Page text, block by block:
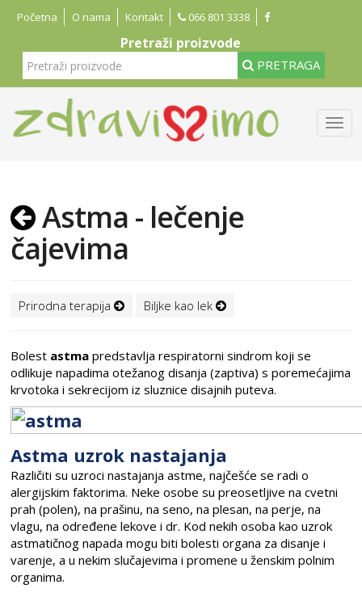
Početna O nama Kontakt 066 801 3338
Pretraži proizvode
PRETRAGA
Astma - lečenje
čajevima
Prirodna terapija Biljke kao lek
Bolest astma predstavlja respiratorni sindrom koji se
odlikuje napadima otežanog disanja (zaptiva) s poremećajima
krvotoka i sekrecijom iz sluznice disajnih puteva.
Astma uzrok nastajanja
Različiti su uzroci nastajanja astme, najčešće se radi o
alergijskim faktorima. Neke osobe su preosetljive na cvetni
prah (polen), na prašinu, na seno, na plesan, na perje, na
vlagu, na određene lekove i dr. Kod nekih osoba kao uzrok
astmatičnog napada mogu biti bolesti organa za disanje i
varenje, a u nekim slučajevima i promene u ženskim polnim
organima.